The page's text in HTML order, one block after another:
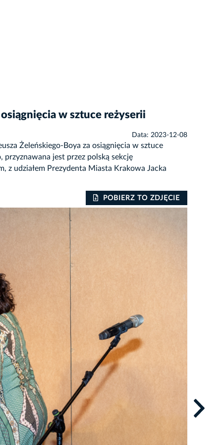
w sztuce reżyserii
Data: 2023-12-08
Żeleńskiego-Boya za osiągnięcia w sztuce
przyznawana jest przez polską sekcję
z udziałem Prezydenta Miasta Krakowa Jacka
POBIERZ TO ZDJĘCIE